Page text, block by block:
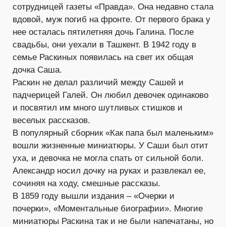
сотрудницей газеты «Правда». Она недавно стала
вдовой, муж погиб на фронте. От первого брака у
нее осталась пятилетняя дочь Галина. После
свадьбы, они уехали в Ташкент. В 1942 году в
семье Раскиных появилась на свет их общая
дочка Саша.
Раскин не делал различий между Сашей и
падчерицей Галей. Он любил девочек одинаково
и посвятил им много шутливых стишков и
веселых рассказов.
В популярный сборник «Как папа был маленьким»
вошли жизненные миниатюры. У Саши был отит
уха, и девочка не могла спать от сильной боли.
Александр носил дочку на руках и развлекал ее,
сочиняя на ходу, смешные рассказы.
В 1859 году вышли издания – «Очерки и
почерки», «Моментальные биографии». Многие
миниатюры Раскина так и не были напечатаны, но